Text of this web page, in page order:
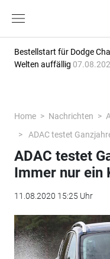
Bestellstart für Dodge
Welten auffällig
Home Nachrichten
ADAC testet
ADAC testet
Immer nur ein
11.08.2020 15:25 Uhr